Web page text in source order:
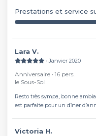
Prestations et service
Lara V.
∙ Janvier 2020
Anniversaire ∙ 16 pers.
le Sous-Sol
Resto très sympa, bonne
est parfaite pour un dîner
victoria H.